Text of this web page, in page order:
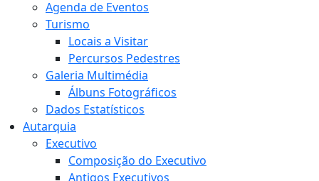
Agenda de Eventos
Turismo
Locais a Visitar
Percursos Pedestres
Galeria Multimédia
Álbuns Fotográficos
Dados Estatísticos
Autarquia
Executivo
Composição do Executivo
Antigos Executivos